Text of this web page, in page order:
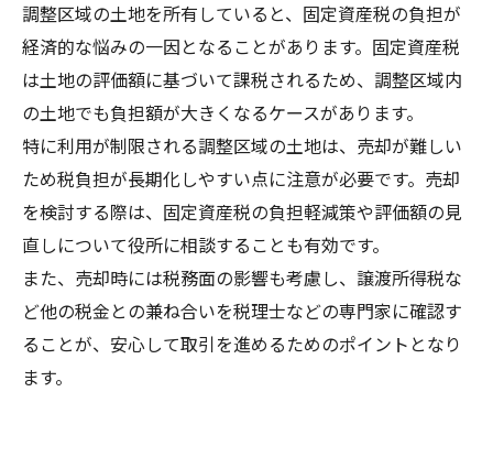
調整区域の土地を所有していると、固定資産税の負担が
経済的な悩みの一因となることがあります。固定資産税
は土地の評価額に基づいて課税されるため、調整区域内
の土地でも負担額が大きくなるケースがあります。
特に利用が制限される調整区域の土地は、売却が難しい
ため税負担が長期化しやすい点に注意が必要です。売却
を検討する際は、固定資産税の負担軽減策や評価額の見
直しについて役所に相談することも有効です。
また、売却時には税務面の影響も考慮し、譲渡所得税な
ど他の税金との兼ね合いを税理士などの専門家に確認す
ることが、安心して取引を進めるためのポイントとなり
ます。